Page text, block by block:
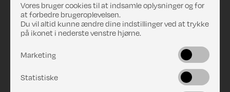
Vores bruger cookies til at indsamle oplysninger og for
at forbedre brugeroplevelsen.
Du vil altid kunne ændre dine indstillinger ved at trykke
på ikonet i nederste venstre hjørne.
Marketing
Statistiske